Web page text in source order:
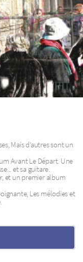
Mais d’autres sont un
Avant Le Départ. Une
et sa guitare.
et un premier album
Les mélodies et